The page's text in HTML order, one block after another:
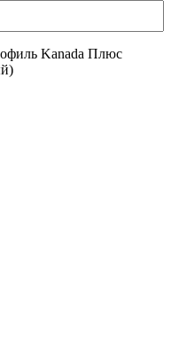
Kanada Плюс